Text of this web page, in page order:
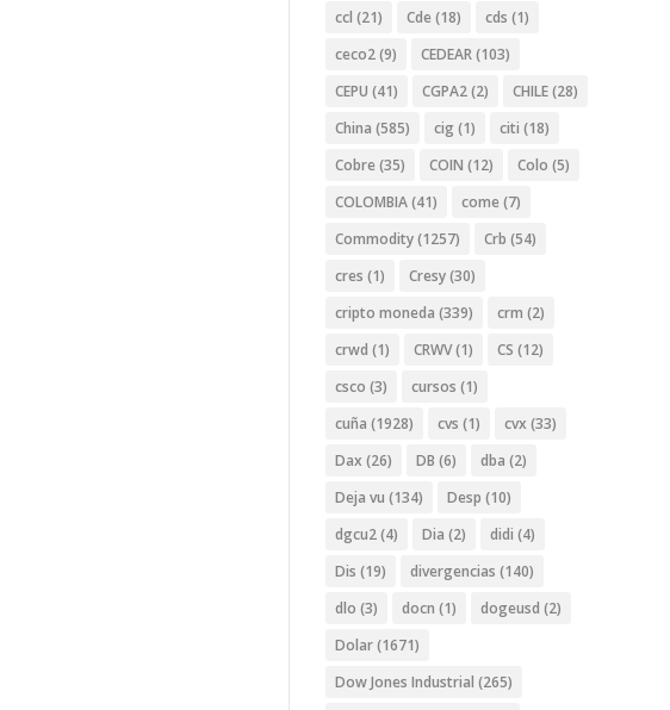
ccl (21) Cde (18) cds (1)
ceco2(9) CEDEAR(103)
CEPU (41) CGPA2(2) CHILE(28)
China (585) cig (1) citi (18)
Cobre (35) COIN (12) Colo (5)
COLOMBIA(41) come (7)
Commodity(1257) Crb (54)
cres (1) Cresy(30)
cripto moneda (339) crm (2)
crwd (1) CRWV(1) CS (12)
csco (3) cursos (1)
cuña (1928) cvs (1) cvx (33)
Dax (26) DB (6) dba (2)
Deja vu (134) Desp (10)
dgcu2(4) Dia (2) didi (4)
Dis (19) divergencias (140)
dlo (3) docn (1) dogeusd (2)
Dolar(1671)
Dow Jones Industrial (265)